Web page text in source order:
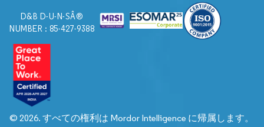
D&B D-U-N-SÂ®
NUMBER : 85-427-9388
© 2026. すべての権利は Mordor Intelligence に帰属します。